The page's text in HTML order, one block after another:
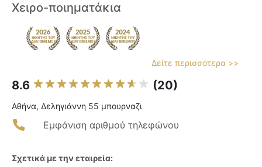
Χειρο-ποιηματάκια
Δείτε περισσότερα >>
8.6 (20)
Αθήνα, Δεληγιάννη 55 μπουρναζι
Εμφάνιση αριθμού τηλεφώνου
Σχετικά με την εταιρεία: